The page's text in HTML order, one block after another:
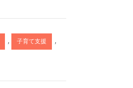
, 子育て支援 ,